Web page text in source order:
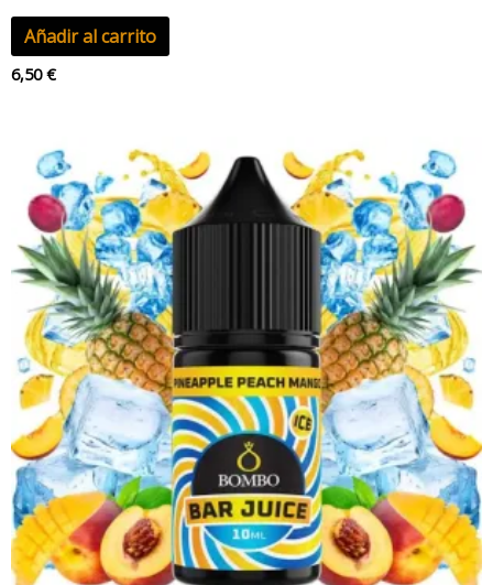
Añadir al carrito
6,50€